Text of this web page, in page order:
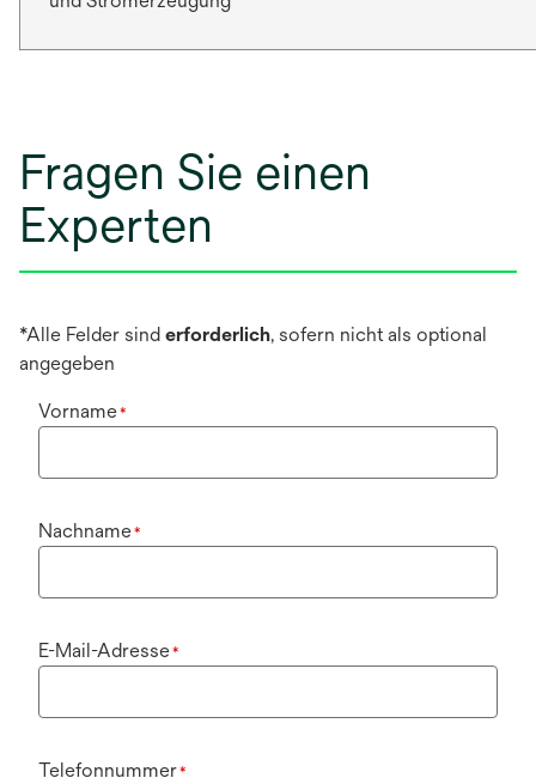
Fragen Sie einen
Experten
*Alle Felder sind erforderlich, sofern nicht als optional
angegeben
Vorname*
Nachname*
E-Mail-Adresse*
Telefonnummer*